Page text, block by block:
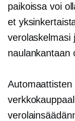
paikoissa voi
et
verolaskelmasi
naulankantaan
Automaattisten